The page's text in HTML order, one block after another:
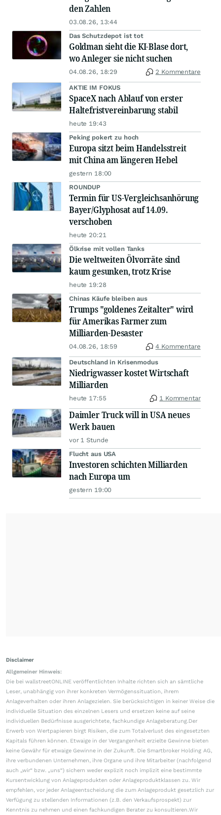
den Zahlen
03.08.26, 13:44
Das Schutzdepot ist tot
Goldman sieht die KI-Blase dort,
wo Anleger sie nicht suchen
04.08.26, 18:29 2 Kommentare
AKTIE IM FOKUS
SpaceX nach Ablauf von erster
Haltefristvereinbarung stabil
heute 19:43
Peking pokert zu hoch
Europa sitzt beim Handelsstreit
mit China am längeren Hebel
gestern 18:00
ROUNDUP
Termin für US-Vergleichsanhörung
Bayer/Glyphosat auf 14.09.
verschoben
heute 20:21
Ölkrise mit vollen Tanks
Die weltweiten Ölvorräte sind
kaum gesunken, trotz Krise
heute 19:28
Chinas Käufe bleiben aus
Trumps "goldenes Zeitalter" wird
für Amerikas Farmer zum
Milliarden-Desaster
04.08.26, 18:59 4 Kommentare
Deutschland in Krisenmodus
Niedrigwasser kostet Wirtschaft
Milliarden
heute 17:55 1 Kommentar
Daimler Truck will in USA neues
Werk bauen
vor 1 Stunde
Flucht aus USA
Investoren schichten Milliarden
nach Europa um
gestern 19:00
Disclaimer
Allgemeiner Hinweis:
Die bei wallstreetONLINE veröffentlichten Inhalte richten sich an sämtliche
Leser, unabhängig von ihrer konkreten Vermögenssituation, ihrem
Anlageverhalten oder ihren Anlagezielen. Sie berücksichtigen in keiner Weise die
individuelle Situation des einzelnen Lesers und ersetzen keine auf seine
individuellen Bedürfnisse ausgerichtete, fachkundige Anlageberatung.Der
Erwerb von Wertpapieren birgt Risiken, die zum Totalverlust des eingesetzten
Kapitals führen können. Etwaige in der Vergangenheit erzielte Gewinne bieten
keine Gewähr für etwaige Gewinne in der Zukunft. Die Smartbroker Holding AG,
ihre verbundenen Unternehmen, ihre Organe und ihre Mitarbeiter (nachfolgend
auch „wir“ bzw. „uns“) sichern weder explizit noch implizit eine bestimmte
Kursentwicklung von Anlageprodukten oder Anlageproduktklassen zu. Wir
empfehlen, vor jeder Anlageentscheidung die zum Anlageprodukt gesetzlich zur
Verfügung zu stellenden Informationen (z.B. den Verkaufsprospekt) zur
Kenntnis zu nehmen und einen fachkundigen Berater zu konsultieren.Wir